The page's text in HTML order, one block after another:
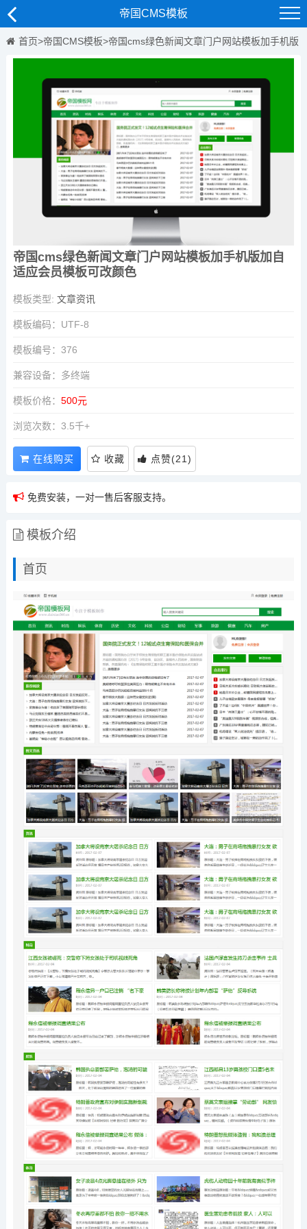
帝国CMS模板
首页>帝国CMS模板>帝国cms绿色新闻文章门户网站模板加手机版
加自适应会员模板可改颜色
帝国cms绿色新闻文章门户网站模板加手机版加自
适应会员模板可改颜色
模板类型: 文章资讯
模板编码：UTF-8
模板编号：376
兼容设备：多终端
模板价格： 500元
浏览次数：3.5千+
在线购买 收藏 点赞(21)
免费安装，一对一售后客服支持。
模板介绍
首页